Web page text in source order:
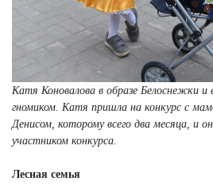
Катя Коновалова в образе Белоснежки и
гномиком. Катя пришла на конкурс с
Денисом, которому всего два месяца, и
участником конкурса.
Лесная семья